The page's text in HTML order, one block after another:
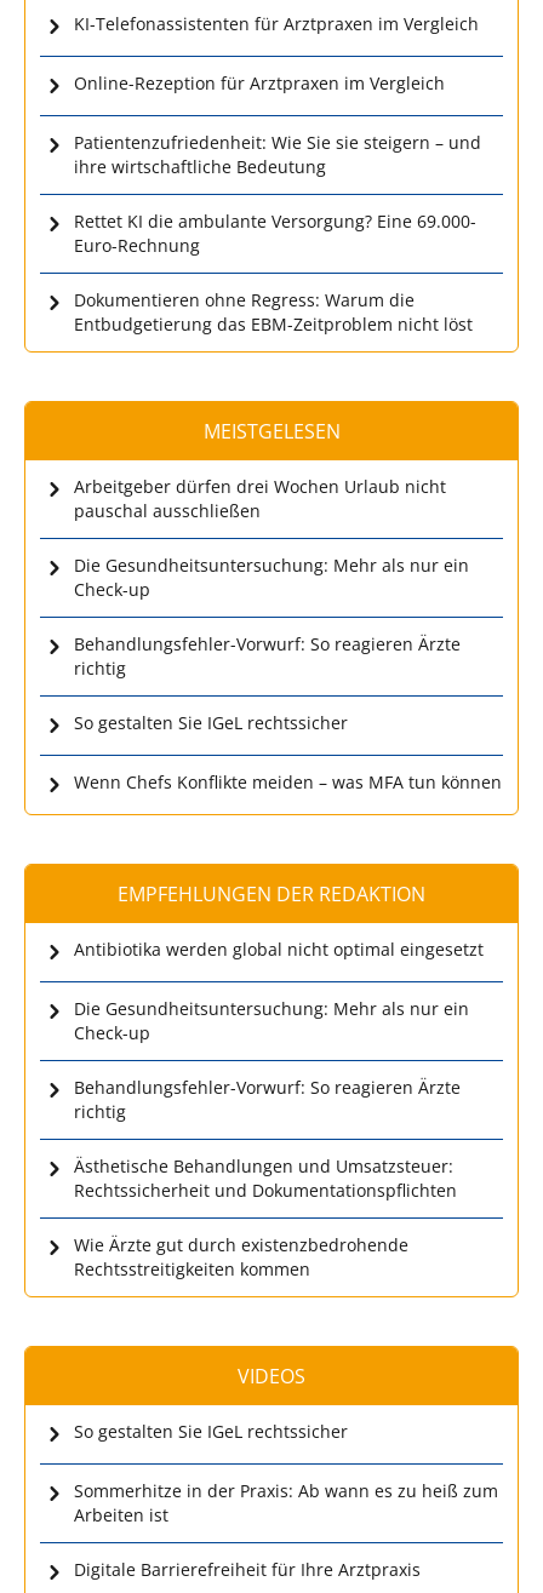
KI-Telefonassistenten für Arztpraxen im Vergleich
Online-Rezeption für Arztpraxen im Vergleich
Patientenzufriedenheit: Wie Sie sie steigern – und
ihre wirtschaftliche Bedeutung
Rettet KI die ambulante Versorgung? Eine 69.000-
Euro-Rechnung
Dokumentieren ohne Regress: Warum die
Entbudgetierung das EBM-Zeitproblem nicht löst
MEISTGELESEN
Arbeitgeber dürfen drei Wochen Urlaub nicht
pauschal ausschließen
Die Gesundheitsuntersuchung: Mehr als nur ein
Check-up
Behandlungsfehler-Vorwurf: So reagieren Ärzte
richtig
So gestalten Sie IGeL rechtssicher
Wenn Chefs Konflikte meiden – was MFA tun können
EMPFEHLUNGEN DER REDAKTION
Antibiotika werden global nicht optimal eingesetzt
Die Gesundheitsuntersuchung: Mehr als nur ein
Check-up
Behandlungsfehler-Vorwurf: So reagieren Ärzte
richtig
Ästhetische Behandlungen und Umsatzsteuer:
Rechtssicherheit und Dokumentationspflichten
Wie Ärzte gut durch existenzbedrohende
Rechtsstreitigkeiten kommen
VIDEOS
So gestalten Sie IGeL rechtssicher
Sommerhitze in der Praxis: Ab wann es zu heiß zum
Arbeiten ist
Digitale Barrierefreiheit für Ihre Arztpraxis